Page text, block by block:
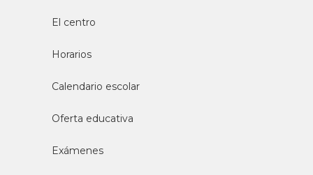
El centro
Horarios
Calendario escolar
Oferta educativa
Exámenes